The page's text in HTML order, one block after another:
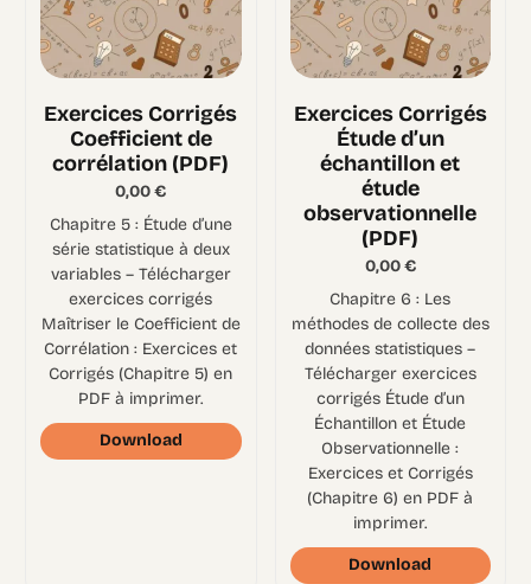
Exercices Corrigés
Coefficient de
corrélation (PDF)
0,00€
Chapitre 5 : Étude d’une
série statistique à deux
variables – Télécharger
exercices corrigés
Maîtriser le Coefficient de
Corrélation : Exercices et
Corrigés (Chapitre 5) en
PDF à imprimer.
Download
Exercices Corrigés
Étude d’un
échantillon et
étude
observationnelle
(PDF)
0,00€
Chapitre 6 : Les
méthodes de collecte des
données statistiques –
Télécharger exercices
corrigés Étude d’un
Échantillon et Étude
Observationnelle :
Exercices et Corrigés
(Chapitre 6) en PDF à
imprimer.
Download